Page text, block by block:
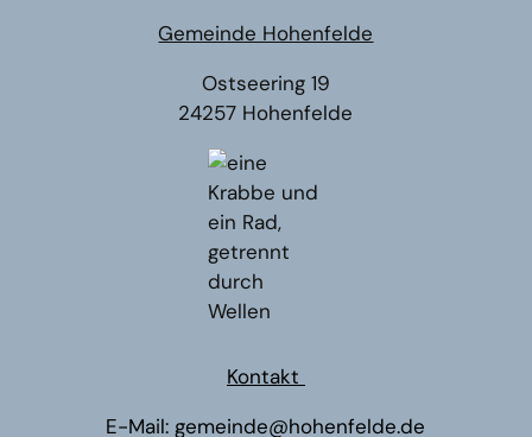
Gemeinde Hohenfelde
Ostseering 19
24257 Hohenfelde
Kontakt
E-Mail:gemeinde@hohenfelde.de